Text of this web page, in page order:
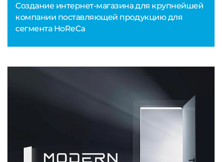
Создание интернет-магазина для крупнейшей
компании поставляющей продукцию для
сегмента HoReCa